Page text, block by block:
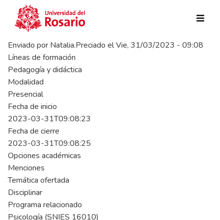
Pasar al contenido principal
Enviado por Natalia.Preciado elVie, 31/03/2023 - 09:08
Líneas de formación
Pedagogía y didáctica
Modalidad
Presencial
Fecha de inicio
2023-03-31T09:08:23
Fecha de cierre
2023-03-31T09:08:25
Opciones académicas
Menciones
Temática ofertada
Disciplinar
Programa relacionado
Psicología (SNIES 16010)